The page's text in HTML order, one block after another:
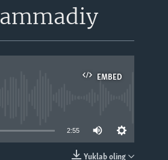
EMBED
2:55
Yuklab oling